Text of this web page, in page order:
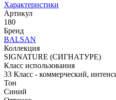
Характеристики
Артикул
180
Бренд
BALSAN
Коллекция
SIGNATURE (СИГНАТУРЕ)
Класс использования
33 Класс - коммерческий,
Тон
Синий